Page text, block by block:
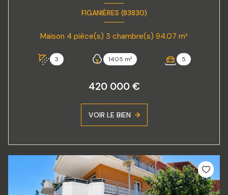
FIGANIÈRES (83830)
Maison 4 pièce(s) 3 chambre(s) 94.07 m²
3 1405 m² 5
420 000 €
VOIR LE BIEN